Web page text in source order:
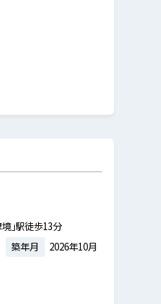
」駅徒歩13分
築年月 2026年10月